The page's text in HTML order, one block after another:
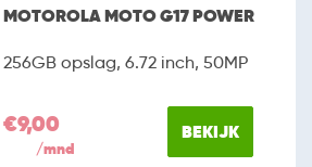
MOTOROLA MOTO G17 POWER
256GB opslag, 6.72 inch, 50MP
€9,00
/mnd
BEKIJK